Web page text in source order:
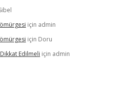
için admin
için Doru
Edilmeli için admin